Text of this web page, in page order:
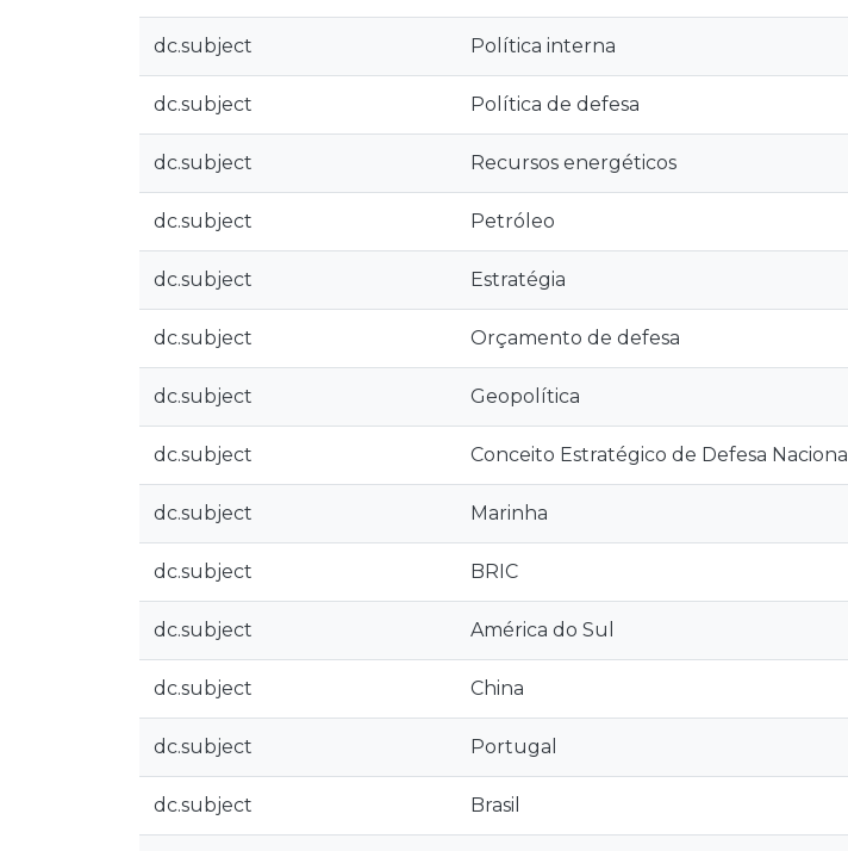
dc.subject Política interna
dc.subject Política de defesa
dc.subject Recursos energéticos
dc.subject Petróleo
dc.subject Estratégia
dc.subject Orçamento de defesa
dc.subject Geopolítica
dc.subject Conceito Estratégico de Defesa Nacional
dc.subject Marinha
dc.subject BRIC
dc.subject América do Sul
dc.subject China
dc.subject Portugal
dc.subject Brasil